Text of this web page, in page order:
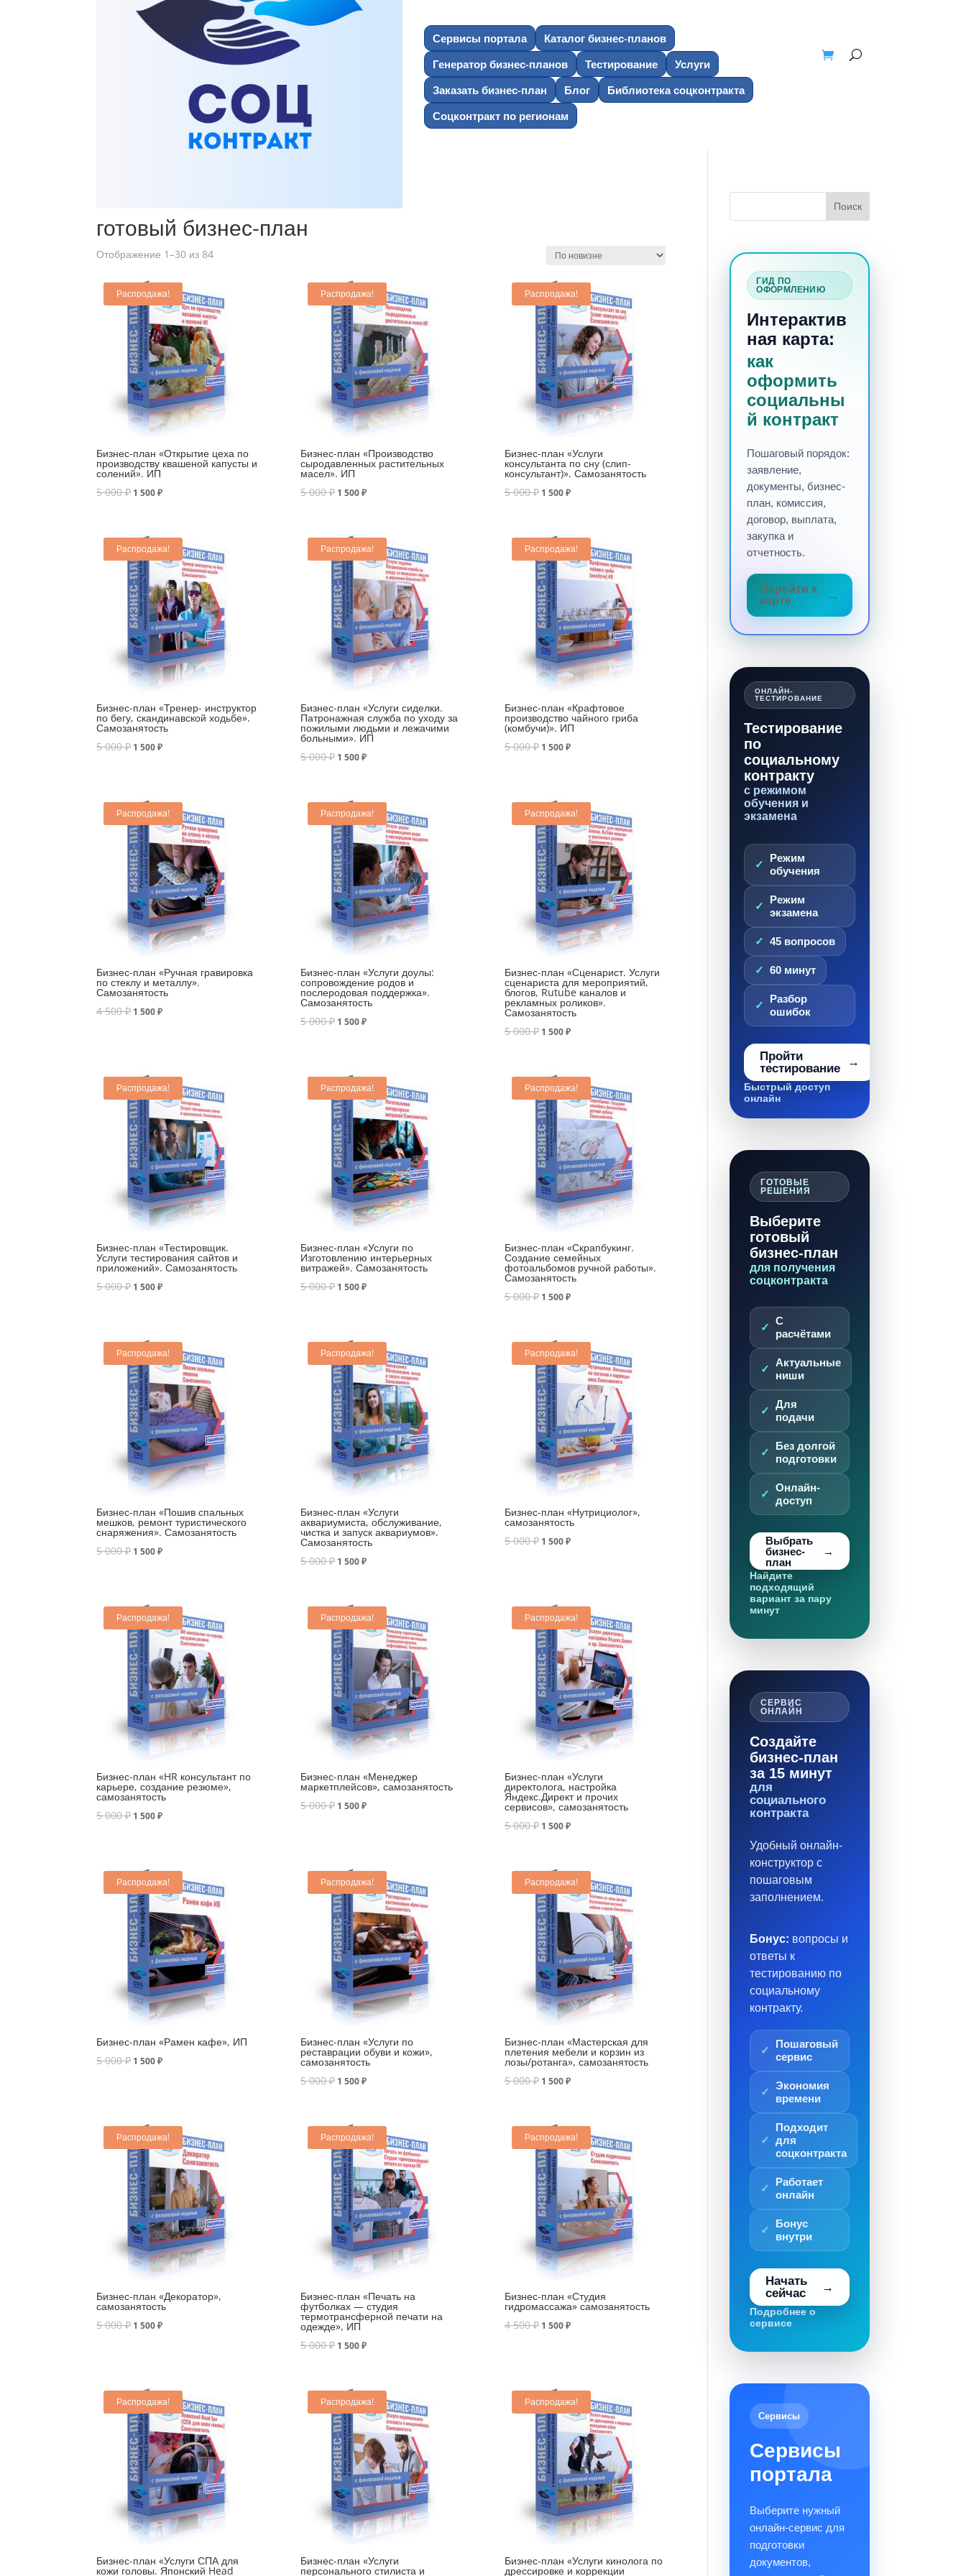
Сервисы портала
Каталог бизнес-планов
Генератор бизнес-планов
Тестирование
Услуги
Заказать бизнес-план
Блог
Библиотека соцконтракта
Соцконтракт по регионам
готовый бизнес-план
Отображение 1–30 из 84
Распродажа!
Бизнес-план «Открытие цеха по
производству квашеной капусты и
солений». ИП
5 000₽ 1 500₽
Распродажа!
Бизнес-план «Производство
сыродавленных растительных
масел». ИП
5 000₽ 1 500₽
Распродажа!
Бизнес-план «Услуги
консультанта по сну (слип-
консультант)». Самозанятость
5 000₽ 1 500₽
Распродажа!
Бизнес-план «Тренер- инструктор
по бегу, скандинавской ходьбе».
Самозанятость
5 000₽ 1 500₽
Распродажа!
Бизнес-план «Услуги сиделки.
Патронажная служба по уходу за
пожилыми людьми и лежачими
больными». ИП
5 000₽ 1 500₽
Распродажа!
Бизнес-план «Крафтовое
производство чайного гриба
(комбучи)». ИП
5 000₽ 1 500₽
Распродажа!
Бизнес-план «Ручная гравировка
по стеклу и металлу».
Самозанятость
4 500₽ 1 500₽
Распродажа!
Бизнес-план «Услуги доулы:
сопровождение родов и
послеродовая поддержка».
Самозанятость
5 000₽ 1 500₽
Распродажа!
Бизнес-план «Сценарист. Услуги
сценариста для мероприятий,
блогов, Rutube каналов и
рекламных роликов».
Самозанятость
5 000₽ 1 500₽
Распродажа!
Бизнес-план «Тестировщик.
Услуги тестирования сайтов и
приложений». Самозанятость
5 000₽ 1 500₽
Распродажа!
Бизнес-план «Услуги по
Изготовлению интерьерных
витражей». Самозанятость
5 000₽ 1 500₽
Распродажа!
Бизнес-план «Скрапбукинг.
Создание семейных
фотоальбомов ручной работы».
Самозанятость
5 000₽ 1 500₽
Распродажа!
Бизнес-план «Пошив спальных
мешков, ремонт туристического
снаряжения». Самозанятость
5 000₽ 1 500₽
Распродажа!
Бизнес-план «Услуги
аквариумиста, обслуживание,
чистка и запуск аквариумов».
Самозанятость
5 000₽ 1 500₽
Распродажа!
Бизнес-план «Нутрициолог»,
самозанятость
5 000₽ 1 500₽
Распродажа!
Бизнес-план «HR консультант по
карьере, создание резюме»,
самозанятость
5 000₽ 1 500₽
Распродажа!
Бизнес-план «Менеджер
маркетплейсов», самозанятость
5 000₽ 1 500₽
Распродажа!
Бизнес-план «Услуги
директолога, настройка
Яндекс.Директ и прочих
сервисов», самозанятость
5 000₽ 1 500₽
Распродажа!
Бизнес-план «Рамен кафе», ИП
5 000₽ 1 500₽
Распродажа!
Бизнес-план «Услуги по
реставрации обуви и кожи»,
самозанятость
5 000₽ 1 500₽
Распродажа!
Бизнес-план «Мастерская для
плетения мебели и корзин из
лозы/ротанга», самозанятость
5 000₽ 1 500₽
Распродажа!
Бизнес-план «Декоратор»,
самозанятость
5 000₽ 1 500₽
Распродажа!
Бизнес-план «Печать на
футболках — студия
термотрансферной печати на
одежде», ИП
5 000₽ 1 500₽
Распродажа!
Бизнес-план «Студия
гидромассажа» самозанятость
4 500₽ 1 500₽
Распродажа!
Бизнес-план «Услуги СПА для
кожи головы. Японский Head
Распродажа!
Бизнес-план «Услуги
персонального стилиста и
Распродажа!
Бизнес-план «Услуги кинолога по
дрессировке и коррекции
ГИД ПО
ОФОРМЛЕНИЮ
Интерактив
ная карта:
как
оформить
социальны
й контракт
Пошаговый порядок:
заявление,
документы, бизнес-
план, комиссия,
договор, выплата,
закупка и
отчетность.
Перейти к
карте
ОНЛАЙН-
ТЕСТИРОВАНИЕ
Тестирование
по
социальному
контракту
с режимом
обучения и
экзамена
Режим
обучения
Режим
экзамена
45 вопросов
60 минут
Разбор
ошибок
Пройти
тестирование
Быстрый доступ
онлайн
ГОТОВЫЕ
РЕШЕНИЯ
Выберите
готовый
бизнес-план
для получения
соцконтракта
С
расчётами
Актуальные
ниши
Для
подачи
Без долгой
подготовки
Онлайн-
доступ
Выбрать
бизнес-
план
Найдите
подходящий
вариант за пару
минут
СЕРВИС
ОНЛАЙН
Создайте
бизнес-план
за 15 минут
для
социального
контракта
Удобный онлайн-
конструктор с
пошаговым
заполнением.
Бонус: вопросы и
ответы к
тестированию по
социальному
контракту.
Пошаговый
сервис
Экономия
времени
Подходит
для
соцконтракта
Работает
онлайн
Бонус
внутри
Начать
сейчас
Подробнее о
сервисе
Сервисы
Сервисы
портала
Выберите нужный
онлайн-сервис для
подготовки
документов,